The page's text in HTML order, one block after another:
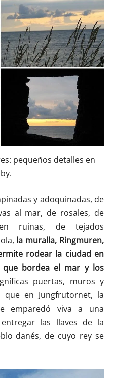
pequeños detalles en
y adoquinadas, de
al mar, de rosales, de
ruinas, de tejados
la muralla, Ringmuren,
rodear la ciudad en
bordea el mar y los
puertas, muros y
que en Jungfrutornet, la
emparedó viva a una
las llaves de la
danés, de cuyo rey se